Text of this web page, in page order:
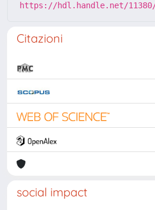
https://hdl.handle.net/11380/
Citazioni
social impact